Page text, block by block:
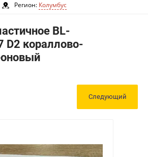
Регион: Колумбус
BL-
D2 кораллово-
Следующий